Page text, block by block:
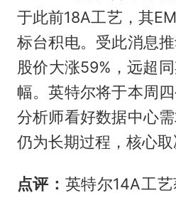
于此前18A工艺，其
标台积电。受此消息
股价大涨59%，远超
幅。英特尔将于本周
分析师看好数据中心
仍为长期过程，核心取
点评： 英特尔14A工